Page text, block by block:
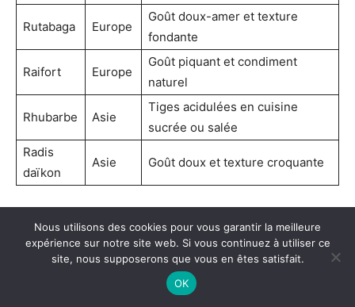
Rutabaga Europe
Goût doux-amer et texture
fondante
Raifort Europe
Goût piquant et condiment
naturel
Rhubarbe Asie
Tiges acidulées en cuisine
sucrée ou salée
Radis
daïkon
Asie Goût doux et texture croquante
Cetteréserve potagèreinternationale illustre
magnifiquement larenaissance légumière, enrichissant
nos racines culinaires avec des horizons variés et
prometteurs, renforçant ainsi la diversité et la qualité de
notre alimentation contemporaine.
Nous utilisons des cookies pour vous garantir la meilleure
expérience sur notre site web. Si vous continuez à utiliser ce
site, nous supposerons que vous en êtes satisfait.
OK